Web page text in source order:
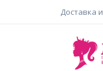
Доставка